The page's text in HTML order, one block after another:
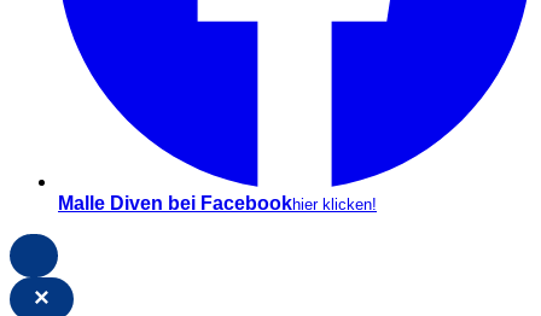
Malle Diven bei Facebookhier klicken!
×